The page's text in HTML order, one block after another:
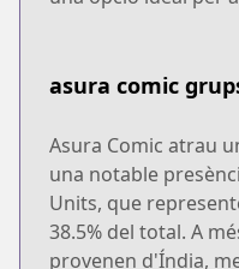
asura comic
Asura Comic atrau
una notable
Units, que
38.5% del total. A
provenen d'Índia,